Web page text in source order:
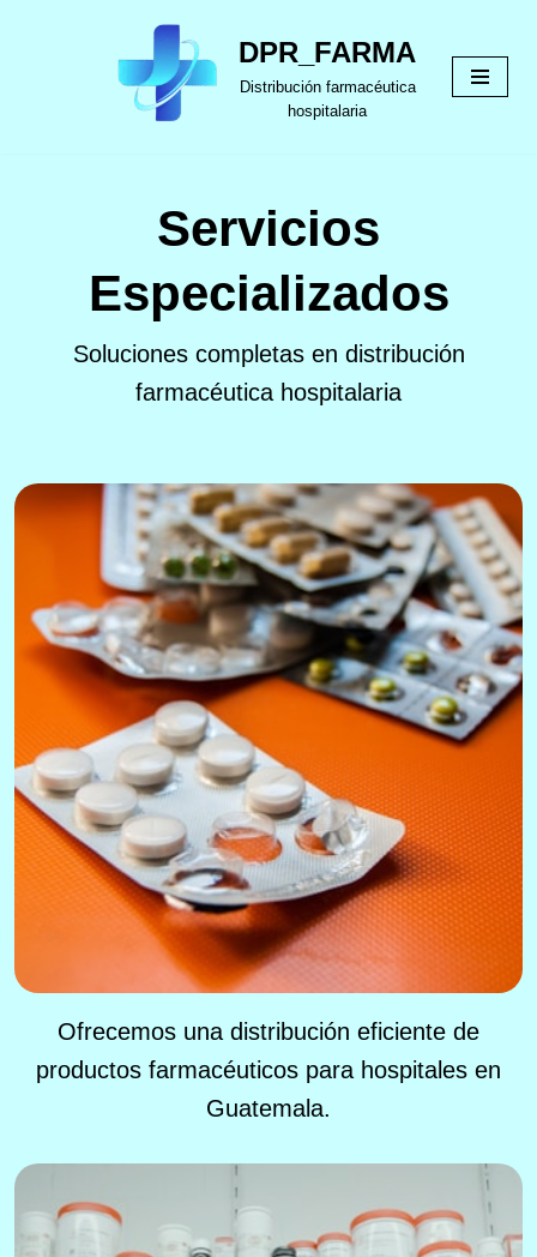
DPR_FARMA
Distribución farmacéutica
hospitalaria
Servicios
Especializados
Soluciones completas en distribución
farmacéutica hospitalaria
Ofrecemos una distribución eficiente de
productos farmacéuticos para hospitales en
Guatemala.